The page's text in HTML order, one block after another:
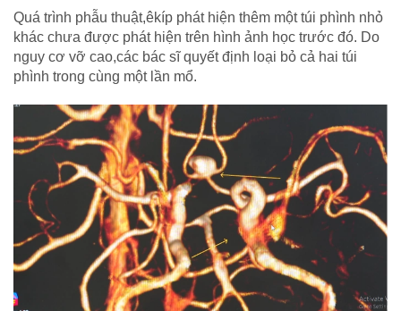
Quá trình phẫu thuật,êkíp phát hiện thêm một túi phình nhỏ
khác chưa được phát hiện trên hình ảnh học trước đó. Do
nguy cơ vỡ cao,các bác sĩ quyết định loại bỏ cả hai túi
phình trong cùng một lần mổ.